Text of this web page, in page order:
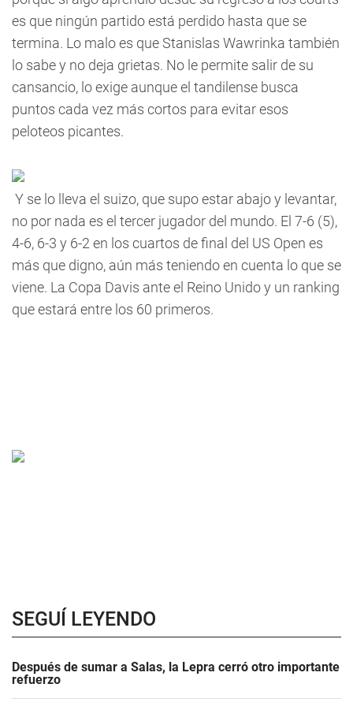
es que ningún partido está perdido hasta que se
termina. Lo malo es que Stanislas Wawrinka también
lo sabe y no deja grietas. No le permite salir de su
cansancio, lo exige aunque el tandilense busca
puntos cada vez más cortos para evitar esos
peloteos picantes.
Y se lo lleva el suizo, que supo estar abajo y levantar,
no por nada es el tercer jugador del mundo. El 7-6 (5),
4-6, 6-3 y 6-2 en los cuartos de final del US Open es
más que digno, aún más teniendo en cuenta lo que se
viene. La Copa Davis ante el Reino Unido y un ranking
que estará entre los 60 primeros.
SEGUÍ LEYENDO
Después de sumar a Salas, la Lepra cerró otro importante
refuerzo